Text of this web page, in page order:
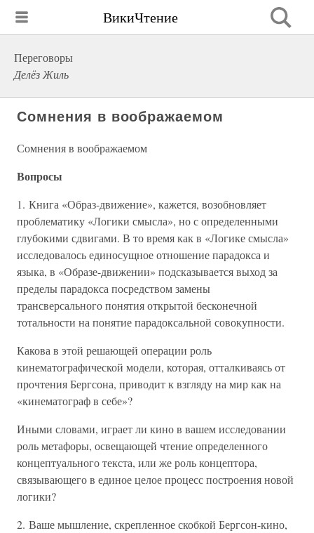
ВикиЧтение
Переговоры
Делёз Жиль
Сомнения в воображаемом
Сомнения в воображаемом
Вопросы
1. Книга «Образ-движение», кажется, возобновляет
проблематику «Логики смысла», но с определенными
глубокими сдвигами. В то время как в «Логике смысла»
исследовалось единосущное отношение парадокса и
языка, в «Образе-движении» подсказывается выход за
пределы парадокса посредством замены
трансверсального понятия открытой бесконечной
тотальности на понятие парадоксальной совокупности.
Какова в этой решающей операции роль
кинематографической модели, которая, отталкиваясь от
прочтения Бергсона, приводит к взгляду на мир как на
«кинематограф в себе»?
Иными словами, играет ли кино в вашем исследовании
роль метафоры, освещающей чтение определенного
концептуального текста, или же роль концептора,
связывающего в единое целое процесс построения новой
логики?
2. Ваше мышление, скрепленное скобкой Бергсон-кино,